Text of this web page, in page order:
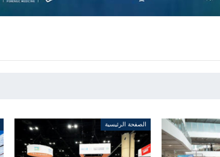
الصفحة الرئيسية